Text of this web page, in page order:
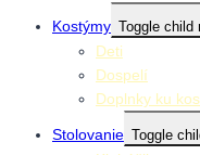
Kostýmy Toggle child
Deti
Dospelí
Doplnky ku
Stolovanie Toggle